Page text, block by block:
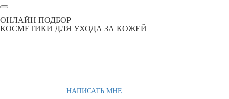
ОНЛАЙН ПОДБОР
КОСМЕТИКИ ДЛЯ УХОДА ЗА КОЖЕЙ
НАПИСАТЬ МНЕ